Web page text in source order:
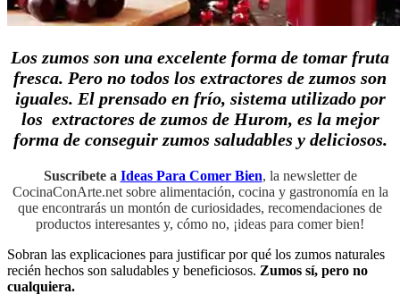
Los zumos son una excelente forma de tomar fruta
fresca. Pero no todos los extractores de zumos son
iguales. El prensado en frío, sistema utilizado por
los extractores de zumos de Hurom, es la mejor
forma de conseguir zumos saludables y deliciosos.
Suscríbete a Ideas Para Comer Bien, la newsletter de
CocinaConArte.net sobre alimentación, cocina y gastronomía en la
que encontrarás un montón de curiosidades, recomendaciones de
productos interesantes y, cómo no, ¡ideas para comer bien!
Sobran las explicaciones para justificar por qué los zumos naturales
recién hechos son saludables y beneficiosos. Zumos sí, pero no
cualquiera.